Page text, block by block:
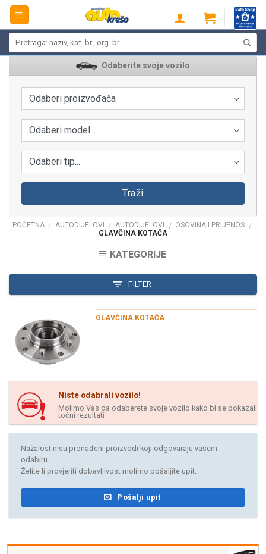
Skip
content
Odaberite svoje vozilo
Odaberi proizvođača
Odaberi model...
Odaberi tip...
Traži
POČETNA / AUTODIJELOVI / AUTODIJELOVI / OSOVINA I PRIJENOS /
GLAVČINA KOTAČA
KATEGORIJE
FILTER
GLAVČINA KOTAČA
Niste odabrali vozilo!
Molimo Vas da odaberete svoje vozilo kako bi se pokazali
točni rezultati
Nažalost nisu pronađeni proizvodi koji odgovaraju vašem
odabiru.
Želite li provjeriti dobavljivost molimo pošaljite upit.
Pošalji upit